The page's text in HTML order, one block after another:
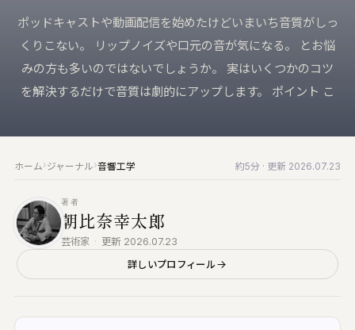
へ届ける｜Vault・DDP PLAYER・
ての製品
NOTE
ンドマップ
DAW
ウザ DAW｜録音・編集・ミックス
録音機材
マイク・レコーダー・インターフェース
仕上げ
編集・マスタリング・DAW・自動化
楽典・和声・楽器・演奏・音楽史
音響工学
KUON AI
読んでも分からないことは、聞いてください。
音楽は生成しません
KUON NOTE
KUON の仕組み
ブラウザで完結する設計と、データの扱い
みなさんの声
バグ報告・改善案 (ログイン不要)
ご質問・ご相談はこちらから
ポッドキャストや動画配信を始めたけどいまいち音質がしっ
くりこない。 リップノイズや口元の音が気になる。 とお悩
みの方も多いのではないでしょうか。 実はいくつかのコツ
を解決するだけで音質は劇的にアップします。 ポイント こ
ホーム›ジャーナル›音響工学 約5分 · 更新 2026.07.23
著者
朝比奈幸太郎
芸術家 · 更新 2026.07.23
詳しいプロフィール